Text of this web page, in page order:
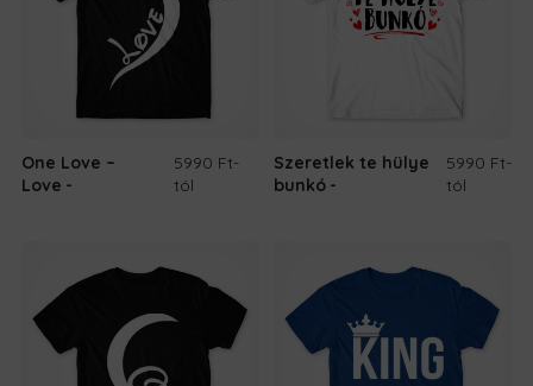
One Love –
Love
5990 Ft-
tól
Szeretlek te hülye
bunkó
5990 Ft-
tól